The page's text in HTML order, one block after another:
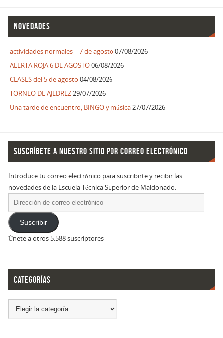
NOVEDADES
actividades normales – 7 de agosto 07/08/2026
ALERTA ROJA 6 DE AGOSTO06/08/2026
CLASES del 5 de agosto 04/08/2026
TORNEO DE AJEDREZ29/07/2026
Una tarde de encuentro, BINGO y música27/07/2026
SUSCRÍBETE A NUESTRO SITIO POR CORREO ELECTRÓNICO
Introduce tu correo electrónico para suscribirte y recibir las
novedades de la Escuela Técnica Superior de Maldonado.
Suscribir
Únete a otros 5.588 suscriptores
CATEGORÍAS